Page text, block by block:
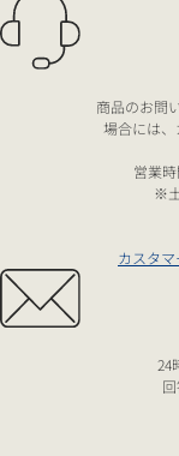
商品のお問
場合には、
営業
※
カスタ
24